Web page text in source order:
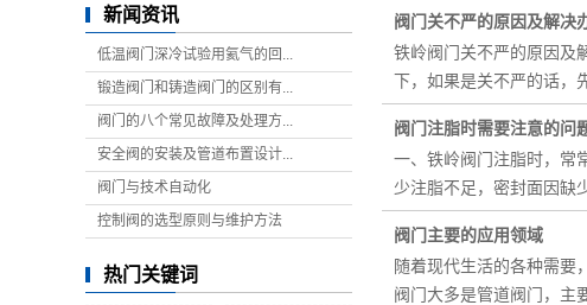
新闻资讯
低温阀门深冷试验用氦气的回...
锻造阀门和铸造阀门的区别有...
阀门的八个常见故障及处理方...
安全阀的安装及管道布置设计...
阀门与技术自动化
控制阀的选型原则与维护方法
热门关键词
阀门关不严的原因及解决
铁岭阀门关不严的原因及
下，如果是关不严的话，
阀门注脂时需要注意的问
一、铁岭阀门注脂时，常
少注脂不足，密封面因缺
阀门主要的应用领域
随着现代生活的各种需要
阀门大多是管道阀门，主